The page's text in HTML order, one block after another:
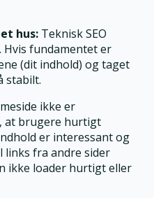
hus: Teknisk SEO
fundamentet er
(dit indhold) og taget
stabilt.
ikke er
at brugere hurtigt
er interessant og
links fra andre sider
ikke loader hurtigt eller